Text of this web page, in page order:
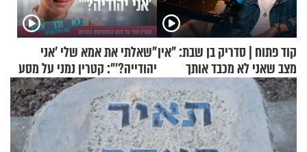
קוד פתוח | סדריק בן שבת: "אין
מצב שאני לא מכבד אותך
בבוקר בהנחת תפילין"
"שאלתי את אמא שלי 'אני
יהודייה?'": קטרין נמני על מסע
ההתחזקות המרגש